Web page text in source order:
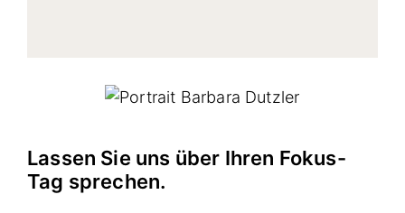
Lassen Sie uns über Ihren Fokus-
Tag sprechen.